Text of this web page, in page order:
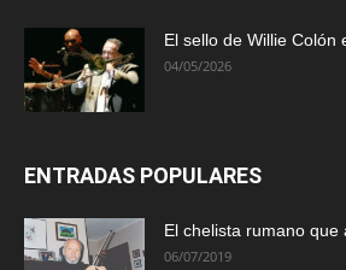
El sello de Willie Colón
04/05/2026
ENTRADAS POPULARES
El chelista rumano que
06/07/2019